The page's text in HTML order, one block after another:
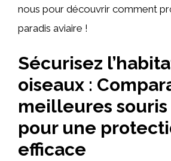
nous pour découvrir comment
paradis aviaire !
Sécurisez
oiseaux :
meilleures
pour une
efficace